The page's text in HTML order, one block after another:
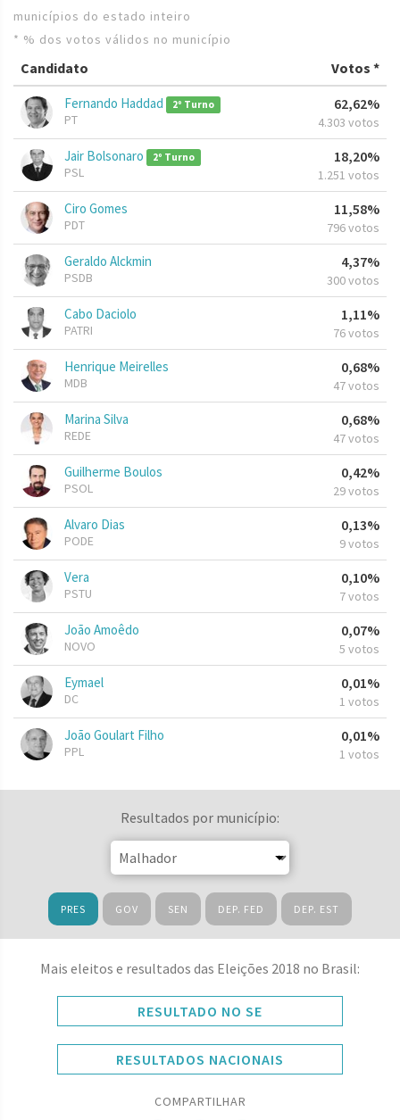
municípios do estado inteiro
* % dos votos válidos no município
Candidato Votos *
Fernando Haddad 2º Turno
PT
62,62%
4.303 votos
Jair Bolsonaro 2º Turno
PSL
18,20%
1.251 votos
Ciro Gomes
PDT
11,58%
796 votos
Geraldo Alckmin
PSDB
4,37%
300 votos
Cabo Daciolo
PATRI
1,11%
76 votos
Henrique Meirelles
MDB
0,68%
47 votos
Marina Silva
REDE
0,68%
47 votos
Guilherme Boulos
PSOL
0,42%
29 votos
Alvaro Dias
PODE
0,13%
9 votos
Vera
PSTU
0,10%
7 votos
João Amoêdo
NOVO
0,07%
5 votos
Eymael
DC
0,01%
1 votos
João Goulart Filho
PPL
0,01%
1 votos
Resultados por município:
PRES GOV SEN DEP. FED DEP. EST
Mais eleitos e resultados das Eleições 2018 no Brasil:
RESULTADO NO SE
RESULTADOS NACIONAIS
COMPARTILHAR